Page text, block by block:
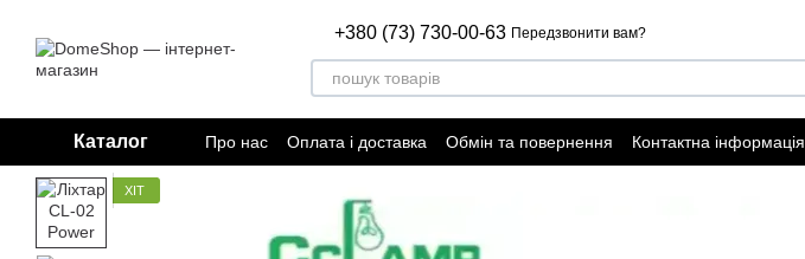
+380 (73) 730-00-63 Передзвонити вам?
Каталог Про нас Оплата і доставка Обмін та повернення Контактна інформація
Відгуки про магазин
Договір публічної оферти
ХІТ